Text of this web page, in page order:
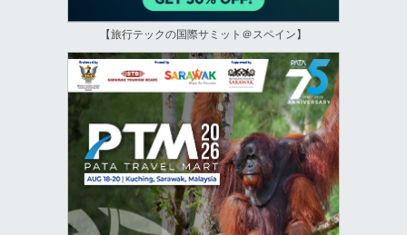
【旅行テックの国際サミット＠スペイン】